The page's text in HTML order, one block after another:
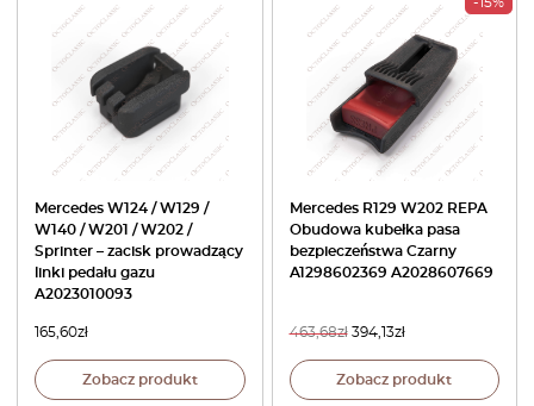
Mercedes W124 / W129 /
W140 / W201 / W202 /
Sprinter – zacisk prowadzący
linki pedału gazu
A2023010093
165,60zł
Zobacz produkt
Mercedes R129 W202 REPA
Obudowa kubełka pasa
bezpieczeństwa Czarny
A1298602369 A2028607669
463,68zł 394,13zł
Zobacz produkt